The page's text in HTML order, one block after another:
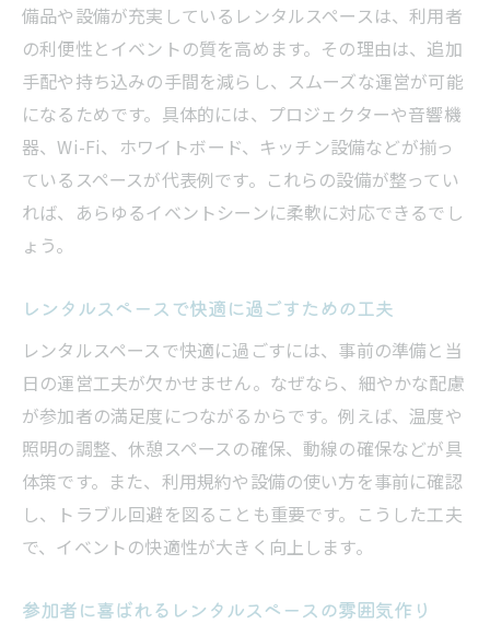
備品や設備が充実しているレンタルスペースは、利用者
の利便性とイベントの質を高めます。その理由は、追加
手配や持ち込みの手間を減らし、スムーズな運営が可能
になるためです。具体的には、プロジェクターや音響機
器、Wi-Fi、ホワイトボード、キッチン設備などが揃っ
ているスペースが代表例です。これらの設備が整ってい
れば、あらゆるイベントシーンに柔軟に対応できるでし
ょう。
レンタルスペースで快適に過ごすための工夫
レンタルスペースで快適に過ごすには、事前の準備と当
日の運営工夫が欠かせません。なぜなら、細やかな配慮
が参加者の満足度につながるからです。例えば、温度や
照明の調整、休憩スペースの確保、動線の確保などが具
体策です。また、利用規約や設備の使い方を事前に確認
し、トラブル回避を図ることも重要です。こうした工夫
で、イベントの快適性が大きく向上します。
参加者に喜ばれるレンタルスペースの雰囲気作り